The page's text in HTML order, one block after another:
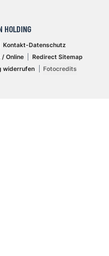
HOLDING
Kontakt-Datenschutz
/ Online
Redirect Sitemap
widerrufen Fotocredits